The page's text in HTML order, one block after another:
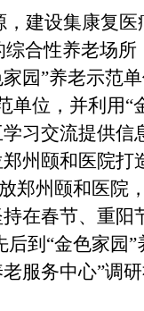
建设集康复
合性养老场
园”养老示范
单位，并利用
习交流提供
州颐和医院
郑州颐和医院
在春节、重
后到“金色家
服务中心”调